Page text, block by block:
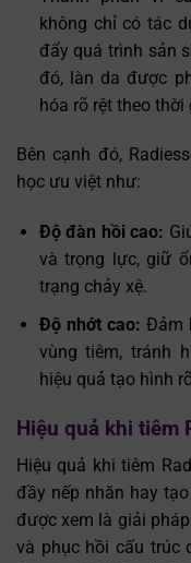
không chỉ có tác
đẩy quá trình sản
đó, làn da được
hóa rõ rệt theo thời
Bên cạnh đó,
học ưu việt như:
Độ đàn hồi cao:
và trọng lực, giữ
trạng chảy xệ.
Độ nhớt cao: Đảm
vùng tiêm, tránh
hiệu quả tạo hình
Hiệu quả khi tiêm
Hiệu quả khi tiêm
đầy nếp nhăn hay
được xem là giải
và phục hồi cấu trúc